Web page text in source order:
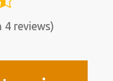
4 reviews)